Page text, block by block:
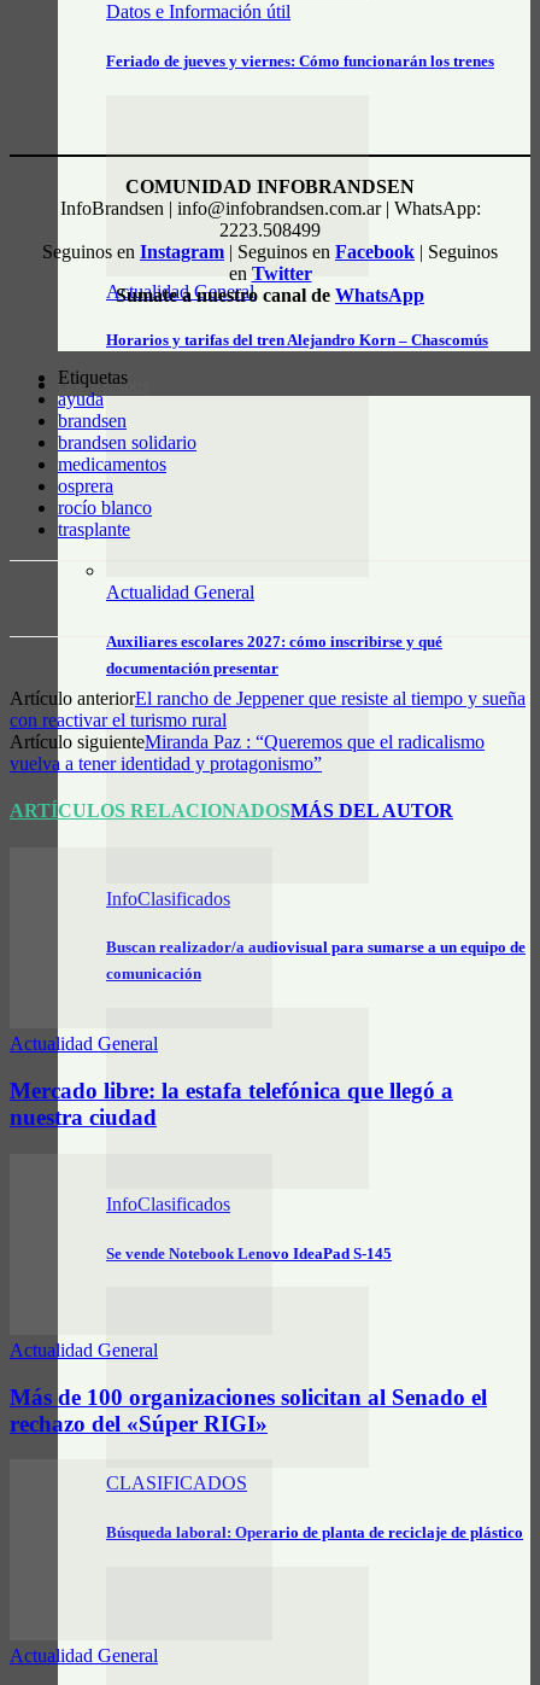
Datos e Información útil
Feriado de jueves y viernes: Cómo funcionarán los trenes
Actualidad General
Horarios y tarifas del tren Alejandro Korn – Chascomús
CLASIFICADOS
Actualidad General
Auxiliares escolares 2027: cómo inscribirse y qué
documentación presentar
InfoClasificados
Buscan realizador/a audiovisual para sumarse a un equipo de
comunicación
InfoClasificados
Se vende Notebook Lenovo IdeaPad S-145
CLASIFICADOS
Búsqueda laboral: Operario de planta de reciclaje de plástico
COMUNIDAD INFOBRANDSEN
InfoBrandsen | info@infobrandsen.com.ar | WhatsApp:
2223.508499
Seguinos en Instagram | Seguinos en Facebook | Seguinos
en Twitter
Sumate a nuestro canal de WhatsApp
Etiquetas
ayuda
brandsen
brandsen solidario
medicamentos
osprera
rocío blanco
trasplante
Artículo anteriorEl rancho de Jeppener que resiste al tiempo y sueña
con reactivar el turismo rural
Artículo siguienteMiranda Paz : “Queremos que el radicalismo
vuelva a tener identidad y protagonismo”
ARTÍCULOS RELACIONADOSMÁS DEL AUTOR
Actualidad General
Mercado libre: la estafa telefónica que llegó a
nuestra ciudad
Actualidad General
Más de 100 organizaciones solicitan al Senado el
rechazo del «Súper RIGI»
Actualidad General